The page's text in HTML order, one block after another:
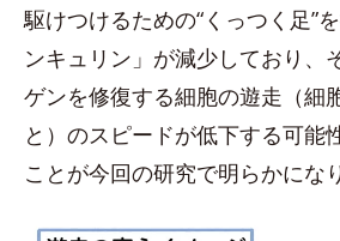
駆けつけるための“くっつく足”
ンキュリン」が減少しており、
ゲンを修復する細胞の遊走（細
と）のスピードが低下する可能
ことが今回の研究で明らかにな